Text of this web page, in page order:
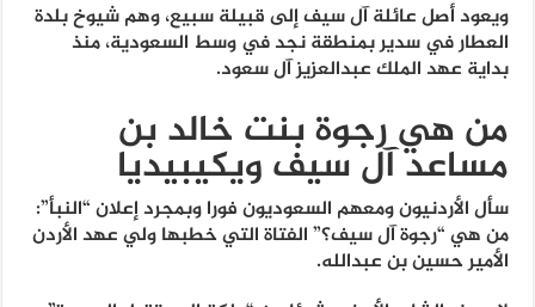
ويعود أصل عائلة آل سيف إلى قبيلة سبيع، وهم شيوخ بلدة
العطار في سدير بمنطقة نجد في وسط السعودية، منذ
بداية عهد الملك عبدالعزيز آل سعود.
من هي رجوة بنت خالد بن
مساعد آل سيف ويكيبيديا
سأل الأردنيون ومعهم السعوديون فورا وبمجرد إعلان “النبأ”:
من هي “رجوة آل سيف؟” الفتاة التي خطبها ولي عهد الأردن
الأمير حسين بن عبدالله.